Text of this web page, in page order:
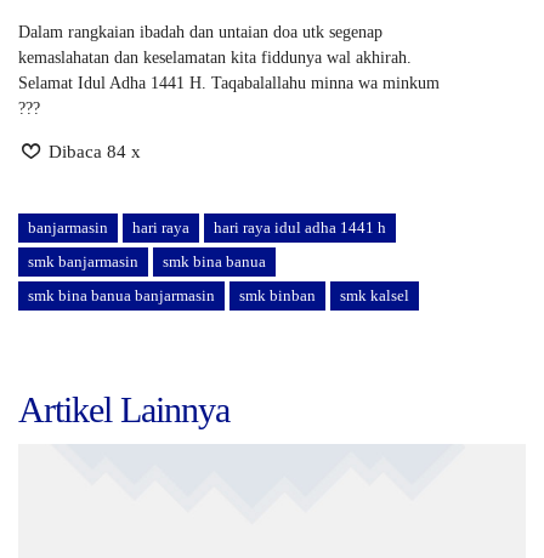
Dalam rangkaian ibadah dan untaian doa utk segenap
kemaslahatan dan keselamatan kita fiddunya wal akhirah.
Selamat Idul Adha 1441 H. Taqabalallahu minna wa minkum
???
Dibaca 84 x
banjarmasin hari raya
hari raya idul adha 1441 h
smk banjarmasin
smk bina banua
smk bina banua banjarmasin
smk binban smk kalsel
Artikel Lainnya